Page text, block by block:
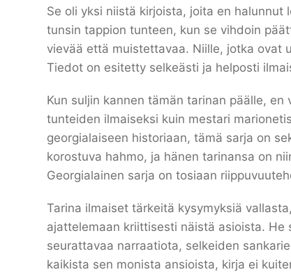
Se oli yksi niistä kirjoista, joita en
tunsin tappion tunteen, kun se vihdoin
vievää että muistettavaa. Niille, jotka ovat
Tiedot on esitetty selkeästi ja helposti
Kun suljin kannen tämän tarinan päälle,
tunteiden ilmaiseksi kuin mestari
georgialaiseen historiaan, tämä sarja on
korostuva hahmo, ja hänen tarinansa on
Georgialainen sarja on tosiaan
Tarina ilmaiset tärkeitä kysymyksiä
ajattelemaan kriittisesti näistä asioista.
seurattavaa narraatiota, selkeiden
kaikista sen monista ansioista, kirja ei